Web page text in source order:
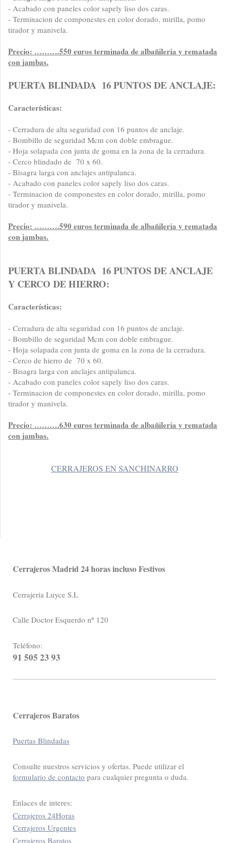
- Acabado con paneles color sapely liso dos caras.
- Terminacion de componestes en color dorado, mirilla, pomo
tirador y manivela.
Precio: ……….550 euros terminada de albañileria y rematada
con jambas.
PUERTA BLINDADA 16 PUNTOS DE ANCLAJE:
Características:
- Cerradura de alta seguridad con 16 puntos de anclaje.
- Bombillo de seguridad Mcm con doble embrague.
- Hoja solapada con junta de goma en la zona de la cerradura.
- Cerco blindado de 70 x 60.
- Bisagra larga con anclajes antipalanca.
- Acabado con paneles color sapely liso dos caras.
- Terminacion de componestes en color dorado, mirilla, pomo
tirador y manivela.
Precio: ……….590 euros terminada de albañileria y rematada
con jambas.
PUERTA BLINDADA 16 PUNTOS DE ANCLAJE
Y CERCO DE HIERRO:
Características:
- Cerradura de alta seguridad con 16 puntos de anclaje.
- Bombillo de seguridad Mcm con doble embrague.
- Hoja solapada con junta de goma en la zona de la cerradura.
- Cerco de hierro de 70 x 60.
- Bisagra larga con anclajes antipalanca.
- Acabado con paneles color sapely liso dos caras.
- Terminacion de componestes en color dorado, mirilla, pomo
tirador y manivela.
Precio: ……….630 euros terminada de albañileria y rematada
con jambas.
CERRAJEROS EN SANCHINARRO
Cerrajeros Madrid 24 horas incluso Festivos
Cerrajeria Luyce S.L
Calle Doctor Esquerdo nº 120
Teléfono:
91 505 23 93
Cerrajeros Baratos
Puertas Blindadas
Consulte nuestros servicios y ofertas. Puede utilizar el
formulario de contacto para cualquier pregunta o duda.
Enlaces de interes:
Cerrajeros 24Horas
Cerrajeros Urgentes
Cerrajeros Baratos